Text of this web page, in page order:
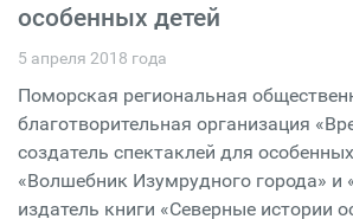
особенных детей
5 апреля 2018 года
Поморская региональная
благотворительная организация
создатель спектаклей для
«Волшебник Изумрудного города»
издатель книги «Северные истории